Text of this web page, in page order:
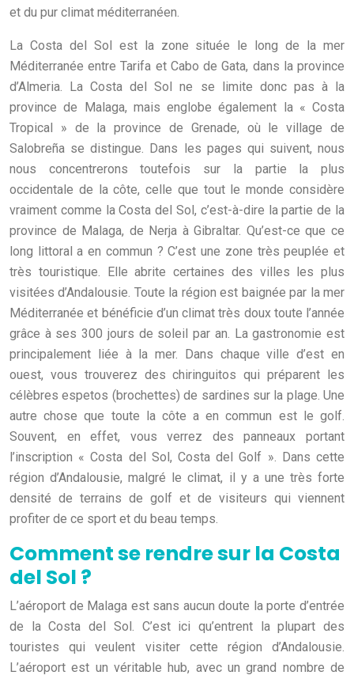
et du pur climat méditerranéen.
La Costa del Sol est la zone située le long de la mer
Méditerranée entre Tarifa et Cabo de Gata, dans la province
d’Almeria. La Costa del Sol ne se limite donc pas à la
province de Malaga, mais englobe également la « Costa
Tropical » de la province de Grenade, où le village de
Salobreña se distingue. Dans les pages qui suivent, nous
nous concentrerons toutefois sur la partie la plus
occidentale de la côte, celle que tout le monde considère
vraiment comme la Costa del Sol, c’est-à-dire la partie de la
province de Malaga, de Nerja à Gibraltar. Qu’est-ce que ce
long littoral a en commun ? C’est une zone très peuplée et
très touristique. Elle abrite certaines des villes les plus
visitées d’Andalousie. Toute la région est baignée par la mer
Méditerranée et bénéficie d’un climat très doux toute l’année
grâce à ses 300 jours de soleil par an. La gastronomie est
principalement liée à la mer. Dans chaque ville d’est en
ouest, vous trouverez des chiringuitos qui préparent les
célèbres espetos (brochettes) de sardines sur la plage. Une
autre chose que toute la côte a en commun est le golf.
Souvent, en effet, vous verrez des panneaux portant
l’inscription « Costa del Sol, Costa del Golf ». Dans cette
région d’Andalousie, malgré le climat, il y a une très forte
densité de terrains de golf et de visiteurs qui viennent
profiter de ce sport et du beau temps.
Comment se rendre sur la Costa
del Sol ?
L’aéroport de Malaga est sans aucun doute la porte d’entrée
de la Costa del Sol. C’est ici qu’entrent la plupart des
touristes qui veulent visiter cette région d’Andalousie.
L’aéroport est un véritable hub, avec un grand nombre de